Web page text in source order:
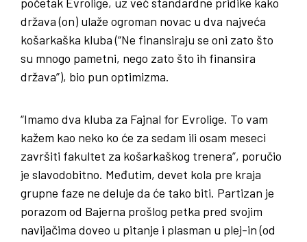
država (on) ulaže ogroman novac u dva najveća
košarkaška kluba (“Ne finansiraju se oni zato što
su mnogo pametni, nego zato što ih finansira
država”), bio pun optimizma.
“Imamo dva kluba za Fajnal for Evrolige. To vam
kažem kao neko ko će za sedam ili osam meseci
završiti fakultet za košarkaškog trenera”, poručio
je slavodobitno. Međutim, devet kola pre kraja
grupne faze ne deluje da će tako biti. Partizan je
porazom od Bajerna prošlog petka pred svojim
navijačima doveo u pitanje i plasman u plej-in (od